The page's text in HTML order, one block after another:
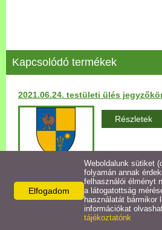
Bezerédj Amália Óvoda
Egyéb intézmények
Egyéb szolgáltatások
Egészségügyi ellátás
Uraiújfalu Sportegyesület
Kapcsolódó termékek
2021.06.24. testületi ülés
Részletek
Vissza az előző
Elfogadom
Weboldalunk sütiket
folyamán annak
felhasználói élményt
a látogatottság
használatát bármikor
információkat
tájékoztatónk